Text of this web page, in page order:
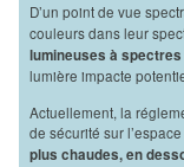
D’un point de vue
couleurs dans leur
lumineuses à
lumière impacte
Actuellement, la
de sécurité sur
plus chaudes, en